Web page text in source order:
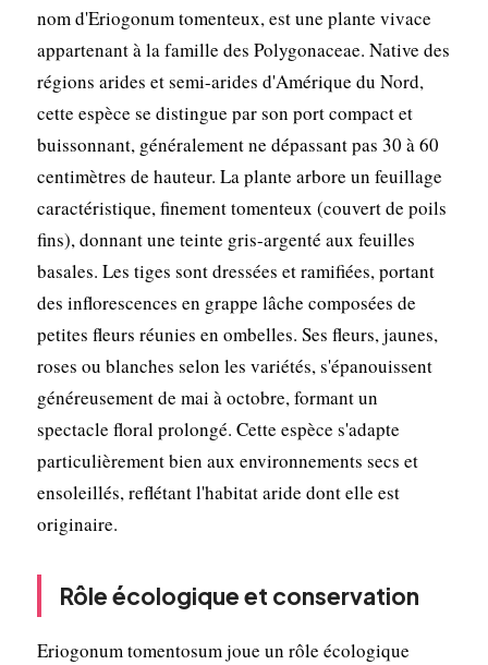
nom d'Eriogonum tomenteux, est une plante vivace
appartenant à la famille des Polygonaceae. Native des
régions arides et semi-arides d'Amérique du Nord,
cette espèce se distingue par son port compact et
buissonnant, généralement ne dépassant pas 30 à 60
centimètres de hauteur. La plante arbore un feuillage
caractéristique, finement tomenteux (couvert de poils
fins), donnant une teinte gris-argenté aux feuilles
basales. Les tiges sont dressées et ramifiées, portant
des inflorescences en grappe lâche composées de
petites fleurs réunies en ombelles. Ses fleurs, jaunes,
roses ou blanches selon les variétés, s'épanouissent
généreusement de mai à octobre, formant un
spectacle floral prolongé. Cette espèce s'adapte
particulièrement bien aux environnements secs et
ensoleillés, reflétant l'habitat aride dont elle est
originaire.
Rôle écologique et conservation
Eriogonum tomentosum joue un rôle écologique